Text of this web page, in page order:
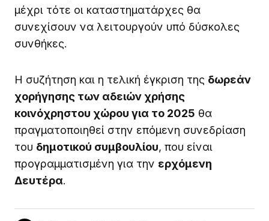
μέχρι τότε οι καταστηματάρχες θα
συνεχίσουν να λειτουργούν υπό δύσκολες
συνθήκες.
Η συζήτηση και η τελική έγκριση της δωρεάν
χορήγησης των αδειών χρήσης
κοινόχρηστου χώρου για το 2025 θα
πραγματοποιηθεί στην επόμενη συνεδρίαση
του δημοτικού συμβουλίου, που είναι
προγραμματισμένη για την ερχόμενη
Δευτέρα.